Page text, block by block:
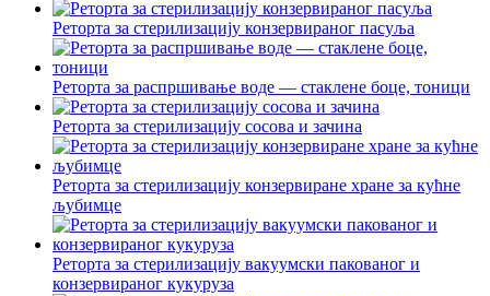
Реторта за стерилизацију конзервираног пасуља
Реторта за распршивање воде — стаклене боце, тоници
Реторта за стерилизацију сосова и зачина
Реторта за стерилизацију конзервиране хране за кућне
љубимце
Реторта за стерилизацију вакуумски пакованог и
конзервираног кукуруза